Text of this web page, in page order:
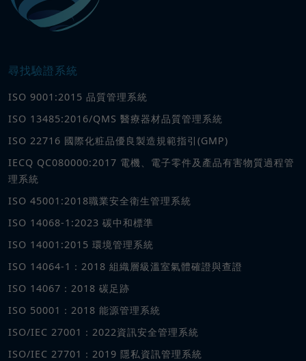
尋找驗證系統
ISO 9001:2015 品質管理系統
ISO 13485:2016/QMS 醫療器材品質管理系統
ISO 22716 國際化粧品優良製造規範指引(GMP)
IECQ QC080000:2017 電機、電子零件及產品有害物質過程管
理系統
ISO 45001:2018職業安全衛生管理系統
ISO 14068-1:2023 碳中和標準
ISO 14001:2015 環境管理系統
ISO 14064-1：2018 組織層級溫室氣體確證與查證
ISO 14067：2018 碳足跡
ISO 50001：2018 能源管理系統
ISO/IEC 27001：2022資訊安全管理系統
ISO/IEC 27701：2019 隱私資訊管理系統